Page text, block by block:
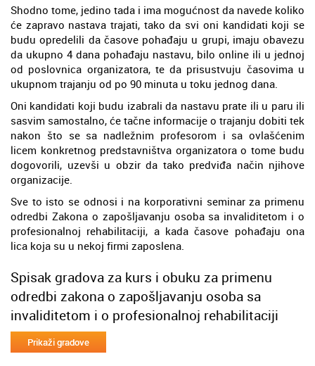
Shodno tome, jedino tada i ima mogućnost da navede koliko
će zapravo nastava trajati, tako da svi oni kandidati koji se
budu opredelili da časove pohađaju u grupi, imaju obavezu
da ukupno 4 dana pohađaju nastavu, bilo online ili u jednoj
od poslovnica organizatora, te da prisustvuju časovima u
ukupnom trajanju od po 90 minuta u toku jednog dana.
Oni kandidati koji budu izabrali da nastavu prate ili u paru ili
sasvim samostalno, će tačne informacije o trajanju dobiti tek
nakon što se sa nadležnim profesorom i sa ovlašćenim
licem konkretnog predstavništva organizatora o tome budu
dogovorili, uzevši u obzir da tako predviđa način njihove
organizacije.
Sve to isto se odnosi i na korporativni seminar za primenu
odredbi Zakona o zapošljavanju osoba sa invaliditetom i o
profesionalnoj rehabilitaciji, a kada časove pohađaju ona
lica koja su u nekoj firmi zaposlena.
Spisak gradova za kurs i obuku za primenu
odredbi zakona o zapošljavanju osoba sa
invaliditetom i o profesionalnoj rehabilitaciji